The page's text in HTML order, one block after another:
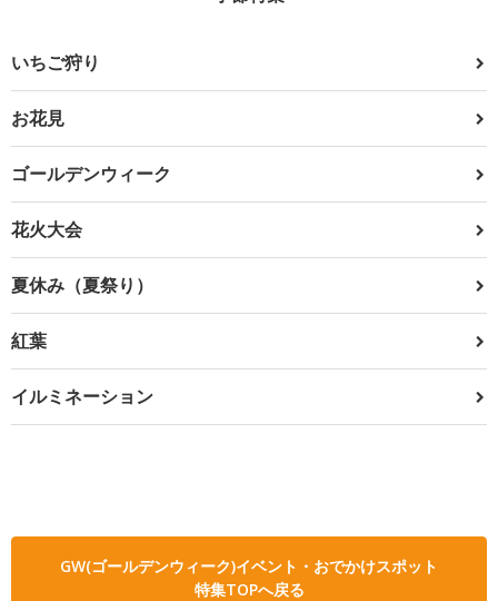
いちご狩り
お花見
ゴールデンウィーク
花火大会
夏休み（夏祭り）
紅葉
イルミネーション
GW(ゴールデンウィーク)イベント・おでかけスポット
特集TOPへ戻る